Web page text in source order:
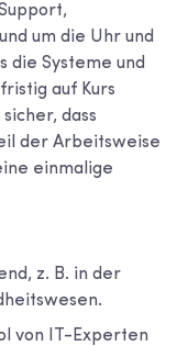
um die Uhr und
die Systeme und
auf Kurs
dass
der Arbeitsweise
einmalige
z. B. in der
von IT-Experten